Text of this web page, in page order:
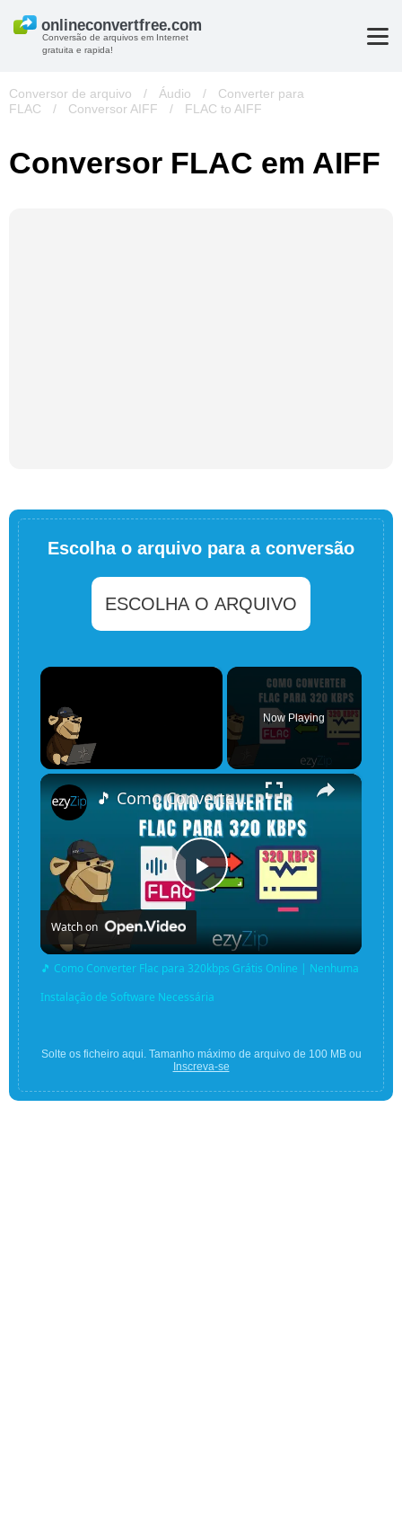
Conversão de arquivos em Internet
gratuita e rapida!
Conversor de arquivo / Áudio /
Converter para
FLAC
/ Conversor AIFF / FLAC to AIFF
Conversor FLAC em AIFF
Escolha o arquivo para a conversão
ESCOLHA O ARQUIVO
×
Now Playing
×
Play
Video
🎵 Como Converter Flac para 320kbps Grátis Online | Nenhuma Instalação de Software Necessária
Watch on
🎵 Como Converter Flac para 320kbps Grátis Online | Nenhuma
Instalação de Software Necessária
Solte os ficheiro aqui. Tamanho máximo de arquivo de 100 MB ou
Inscreva-se